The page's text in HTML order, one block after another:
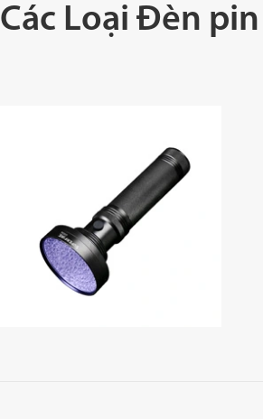
Các Loại Đèn